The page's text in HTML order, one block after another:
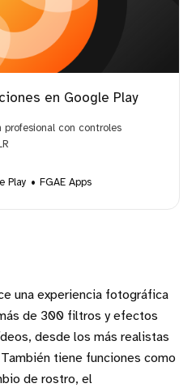
en Google Play
con controles
Play FGAE Apps
una experiencia fotográfica
de 300 filtros y efectos
desde los más realistas
tiene funciones como
de rostro, el